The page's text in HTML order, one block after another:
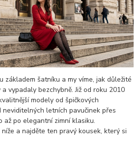
základem šatníku a my víme, jak důležité
vypadaly bezchybně. Již od roku 2010
modely od špičkových
neviditelných letních pavučinek přes
až po elegantní zimní klasiku.
a najděte ten pravý kousek, který si